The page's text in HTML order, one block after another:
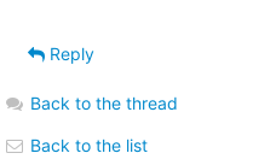
Reply
Back to the thread
Back to the list